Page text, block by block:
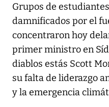
Grupos de
damnificados por el
concentraron hoy
primer ministro en
diablos estás Scott
su falta de liderazgo
y la emergencia